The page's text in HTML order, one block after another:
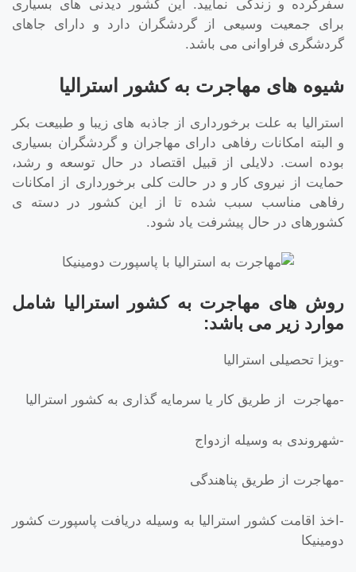
سفرکرده و زندگی نمایید. این کشور دیدنی های بسیاری
برای جمعیت وسیعی از گردشگران دارد و دارای جاهای
گردشگری فراوانی می باشد.
شیوه های مهاجرت به کشور استرالیا
استرالیا به علت برخورداری از جاذبه های زیبا و طبیعت بکر
و البته امکانات رفاهی دارای مهاجران و گردشگران بسیاری
بوده است. دلایلی از قبیل اقتصاد در حال توسعه و رشد،
حمایت از نیروی کار و در حالت کلی برخورداری از امکانات
رفاهی مناسب سبب شده تا از این کشور در دسته ی
کشورهای در حال پیشرفت یاد شود.
روش های مهاجرت به کشور استرالیا شامل
موارد زیر می باشد:
-ویزا تحصیلی استرالیا
-مهاجرت از طریق کار یا سرمایه گذاری به کشور استرالیا
-شهروندی به وسیله ازدواج
-مهاجرت از طریق پناهندگی
-اخذ اقامت کشور استرالیا به وسیله دریافت پاسپورت کشور
دومینیکا